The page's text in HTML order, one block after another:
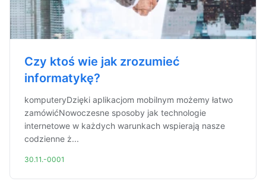
Czy ktoś wie jak zrozumieć
informatykę?
komputeryDzięki aplikacjom mobilnym możemy łatwo
zamówićNowoczesne sposoby jak technologie
internetowe w każdych warunkach wspierają nasze
codzienne ż...
30.11.-0001